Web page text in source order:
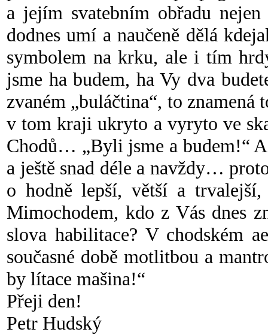
a jejím svatebním obřadu
dodnes umí a naučeně dělá
symbolem na krku, ale i tím
jsme ha budem, ha Vy dva
zvaném „buláčtina“, to
v tom kraji ukryto a vyryto ve
Chodů… „Byli jsme a budem!“
a ještě snad déle a navždy…
o hodně lepší, větší a
Mimochodem, kdo z Vás dnes
slova habilitace? V chodském
současné době motlitbou a
by lítace mašina!“
Přeji den!
Petr Hudský